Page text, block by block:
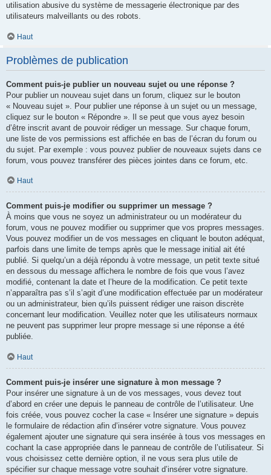
utilisation abusive du système de messagerie électronique par des
utilisateurs malveillants ou des robots.
Haut
Problèmes de publication
Comment puis-je publier un nouveau sujet ou une réponse ?
Pour publier un nouveau sujet dans un forum, cliquez sur le bouton
« Nouveau sujet ». Pour publier une réponse à un sujet ou un message,
cliquez sur le bouton « Répondre ». Il se peut que vous ayez besoin
d’être inscrit avant de pouvoir rédiger un message. Sur chaque forum,
une liste de vos permissions est affichée en bas de l’écran du forum ou
du sujet. Par exemple : vous pouvez publier de nouveaux sujets dans ce
forum, vous pouvez transférer des pièces jointes dans ce forum, etc.
Haut
Comment puis-je modifier ou supprimer un message ?
À moins que vous ne soyez un administrateur ou un modérateur du
forum, vous ne pouvez modifier ou supprimer que vos propres messages.
Vous pouvez modifier un de vos messages en cliquant le bouton adéquat,
parfois dans une limite de temps après que le message initial ait été
publié. Si quelqu’un a déjà répondu à votre message, un petit texte situé
en dessous du message affichera le nombre de fois que vous l’avez
modifié, contenant la date et l’heure de la modification. Ce petit texte
n’apparaîtra pas s’il s’agit d’une modification effectuée par un modérateur
ou un administrateur, bien qu’ils puissent rédiger une raison discrète
concernant leur modification. Veuillez noter que les utilisateurs normaux
ne peuvent pas supprimer leur propre message si une réponse a été
publiée.
Haut
Comment puis-je insérer une signature à mon message ?
Pour insérer une signature à un de vos messages, vous devez tout
d’abord en créer une depuis le panneau de contrôle de l’utilisateur. Une
fois créée, vous pouvez cocher la case « Insérer une signature » depuis
le formulaire de rédaction afin d’insérer votre signature. Vous pouvez
également ajouter une signature qui sera insérée à tous vos messages en
cochant la case appropriée dans le panneau de contrôle de l’utilisateur. Si
vous choisissez cette dernière option, il ne vous sera plus utile de
spécifier sur chaque message votre souhait d’insérer votre signature.